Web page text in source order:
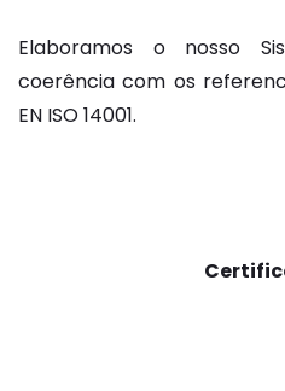
Elaboramos o nosso
coerência com os
EN ISO 14001.